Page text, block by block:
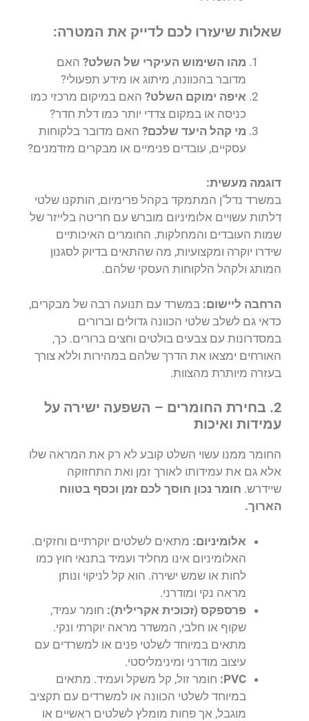
שאלות שיעזרו לכם לדייק את המטרה:
מהו השימוש העיקרי של השלט? האם
מדובר בהכוונה, מיתוג או מידע תפעולי?
איפה ימוקם השלט? האם במיקום מרכזי כמו
כניסה או במקום צדדי יותר כמו דלת חדר?
מי קהל היעד שלכם? האם מדובר בלקוחות
עסקיים, עובדים פנימיים או מבקרים מזדמנים?
דוגמה מעשית:
במשרד נדל"ן המתמקד בקהל פרימיום, הותקנו שלטי
דלתות עשויים אלומיניום מוברש עם חריטה בלייזר של
שמות העובדים והמחלקות. החומרים האיכותיים
שידרו יוקרה ומקצועיות, מה שהתאים בדיוק לסגנון
המותג ולקהל הלקוחות העסקי שלהם.
הרחבה ליישום: במשרד עם תנועה רבה של מבקרים,
כדאי גם לשלב שלטי הכוונה גדולים וברורים
במסדרונות עם צבעים בולטים וחצים ברורים. כך,
האורחים ימצאו את הדרך שלהם במהירות וללא צורך
בעזרה מיותרת מהצוות.
2. בחירת החומרים – השפעה ישירה על
עמידות ואיכות
החומר ממנו עשוי השלט קובע לא רק את המראה שלו
אלא גם את עמידותו לאורך זמן ואת התחזוקה
שיידרש. חומר נכון חוסך לכם זמן וכסף בטווח
הארוך.
אלומיניום: מתאים לשלטים יוקרתיים וחזקים.
האלומיניום אינו מחליד ועמיד בתנאי חוץ כמו
לחות או שמש ישירה. הוא קל לניקוי ונותן
מראה נקי ומודרני.
פרספקס (זכוכית אקרילית): חומר עמיד,
שקוף או חלבי, המשדר מראה יוקרתי ונקי.
מתאים במיוחד לשלטי פנים או למשרדים עם
עיצוב מודרני ומינימליסטי.
PVC: חומר זול, קל משקל ועמיד. מתאים
במיוחד לשלטי הכוונה או למשרדים עם תקציב
מוגבל, אך פחות מומלץ לשלטים ראשיים או